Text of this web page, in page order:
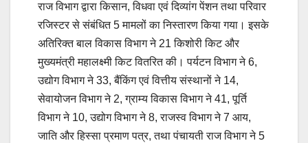
राज विभाग द्वारा किसान, विधवा एवं दिव्यांग पेंशन तथा परिवार
रजिस्टर से संबंधित 5 मामलों का निस्तारण किया गया। इसके
अतिरिक्त बाल विकास विभाग ने 21 किशोरी किट और
मुख्यमंत्री महालक्ष्मी किट वितरित की। पर्यटन विभाग ने 6,
उद्योग विभाग ने 33, बैंकिंग एवं वित्तीय संस्थानों ने 14,
सेवायोजन विभाग ने 2, ग्राम्य विकास विभाग ने 41, पूर्ति
विभाग ने 10, उद्योग विभाग ने 8, राजस्व विभाग ने 7 आय,
जाति और हिस्सा प्रमाण पत्र, तथा पंचायती राज विभाग ने 5